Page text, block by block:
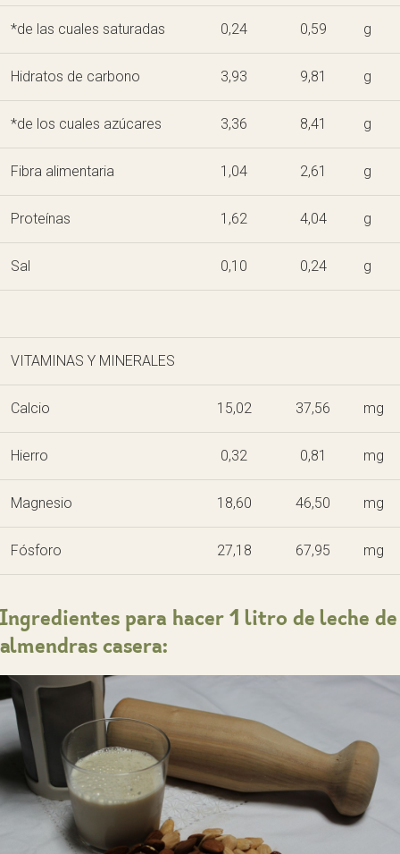
*de las cuales saturadas 0,24 0,59 g
Hidratos de carbono 3,93 9,81 g
*de los cuales azúcares 3,36 8,41 g
Fibra alimentaria 1,04 2,61 g
Proteínas 1,62 4,04 g
Sal 0,10 0,24 g
VITAMINAS Y MINERALES
Calcio 15,02 37,56 mg
Hierro 0,32 0,81 mg
Magnesio 18,60 46,50 mg
Fósforo 27,18 67,95 mg
Ingredientes para hacer 1 litro de leche de
almendras casera: